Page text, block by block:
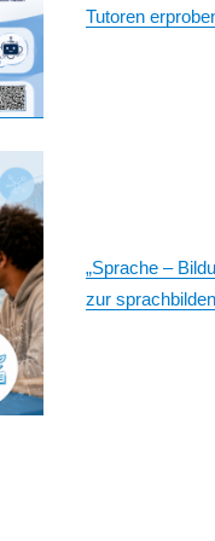
Tutoren
„Sprache –
zur